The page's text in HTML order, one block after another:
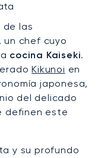
de las
un chef cuyo
cocina Kaiseki.
Kikunoi en
japonesa,
del delicado
definen este
y su profundo